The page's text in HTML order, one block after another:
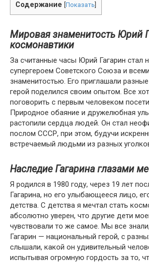
Содержание Показать
Мировая знаменитость Юрий
космонавтики
За считанные часы Юрий Гагарин стал
супергероем Советского Союза и
знаменитостью. Его приглашали
герой поделился своим опытом. Все
поговорить с первым человеком
Природное обаяние и дружелюбная
растопили сердца людей. Он стал
послом СССР, при этом, будучи
встречаемый людьми из разных
Наследие Гагарина глазами
Я родился в 1980 году, через 19 лет
Гагарина, но его улыбающееся лицо,
детства. С детства я мечтал стать
абсолютно уверен, что другие дети
чувствовали то же самое. Мы все
Гагарин — национальный герой, с
слышали, какой он удивительный
испытывая огромную гордость за то,